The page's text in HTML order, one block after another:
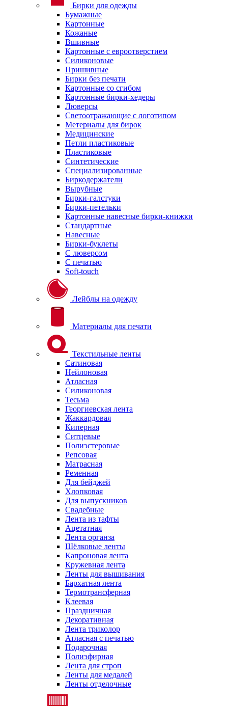
Бирки для одежды
Бумажные
Картонные
Кожаные
Вшивные
Картонные с евроотверстием
Силиконовые
Пришивные
Бирки без печати
Картонные со сгибом
Картонные бирки-хедеры
Люверсы
Светоотражающие с логотипом
Метериалы для бирок
Медицинские
Петли пластиковые
Пластиковые
Синтетические
Специализированные
Биркодержатели
Вырубные
Бирки-галстуки
Бирки-петельки
Картонные навесные бирки-книжки
Стандартные
Навесные
Бирки-буклеты
С люверсом
С печатью
Soft-touch
Лейблы на одежду
Материалы для печати
Текстильные ленты
Сатиновая
Нейлоновая
Атласная
Силиконовая
Тесьма
Георгиевская лента
Жаккардовая
Киперная
Ситцевые
Полиэстеровые
Репсовая
Матрасная
Ременная
Для бейджей
Хлопковая
Для выпускников
Свадебные
Лента из тафты
Ацетатная
Лента органза
Шёлковые ленты
Капроновая лента
Кружевная лента
Ленты для вышивания
Бархатная лента
Термотрансферная
Клеевая
Праздничная
Декоративная
Лента триколор
Атласная с печатью
Подарочная
Полиэфирная
Лента для строп
Ленты для медалей
Ленты отделочные